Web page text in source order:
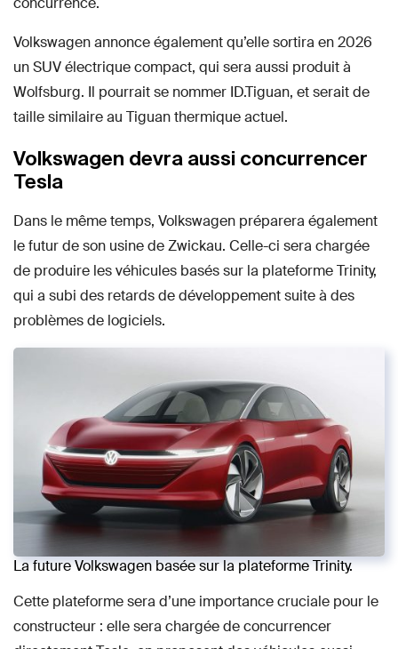
Volkswagen annonce également qu’elle sortira en 2026
un SUV électrique compact, qui sera aussi produit à
Wolfsburg. Il pourrait se nommer ID.Tiguan, et serait de
taille similaire au Tiguan thermique actuel.
Volkswagen devra aussi concurrencer
Tesla
Dans le même temps, Volkswagen préparera également
le futur de son usine de Zwickau. Celle-ci sera chargée
de produire les véhicules basés sur la plateforme Trinity,
qui a subi des retards de développement suite à des
problèmes de logiciels.
La future Volkswagen basée sur la plateforme Trinity.
Cette plateforme sera d’une importance cruciale pour le
constructeur : elle sera chargée de concurrencer